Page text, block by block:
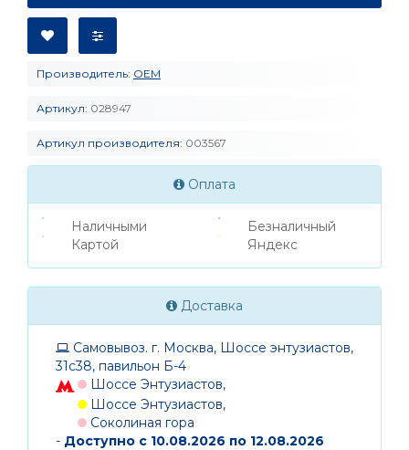
Производитель: OEM
Артикул: 028947
Артикул производителя: 003567
Оплата
Наличными
Картой
Безналичный
Яндекс
Доставка
Самовывоз. г. Москва, Шоссе энтузиастов,
31с38, павильон Б-4
Шоссе Энтузиастов,
Шоссе Энтузиастов,
Соколиная гора
- Доступно с 10.08.2026 по 12.08.2026